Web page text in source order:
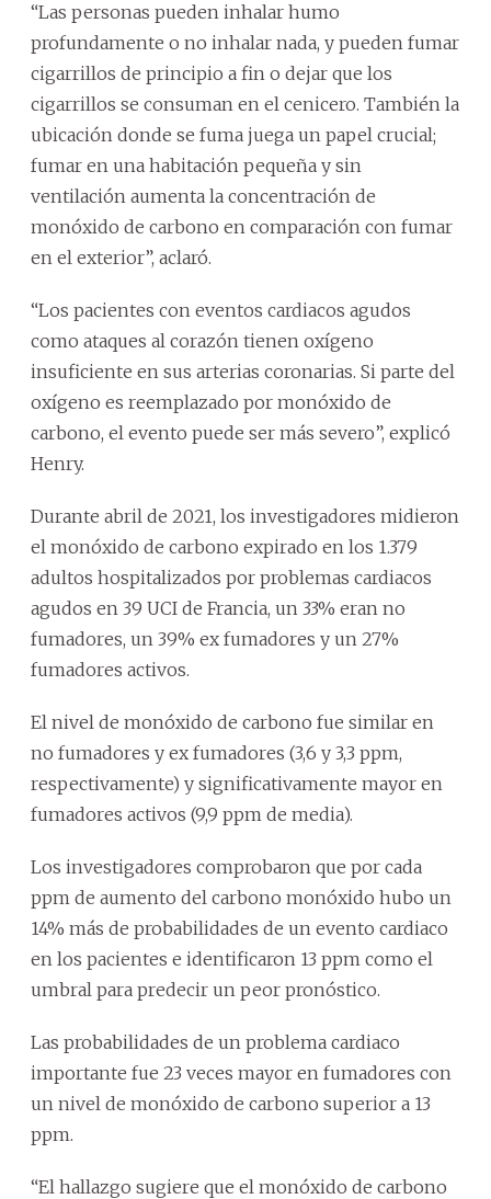
“Las personas pueden inhalar humo
profundamente o no inhalar nada, y pueden fumar
cigarrillos de principio a fin o dejar que los
cigarrillos se consuman en el cenicero. También la
ubicación donde se fuma juega un papel crucial;
fumar en una habitación pequeña y sin
ventilación aumenta la concentración de
monóxido de carbono en comparación con fumar
en el exterior”, aclaró.
“Los pacientes con eventos cardiacos agudos
como ataques al corazón tienen oxígeno
insuficiente en sus arterias coronarias. Si parte del
oxígeno es reemplazado por monóxido de
carbono, el evento puede ser más severo”, explicó
Henry.
Durante abril de 2021, los investigadores midieron
el monóxido de carbono expirado en los 1.379
adultos hospitalizados por problemas cardiacos
agudos en 39 UCI de Francia, un 33% eran no
fumadores, un 39% ex fumadores y un 27%
fumadores activos.
El nivel de monóxido de carbono fue similar en
no fumadores y ex fumadores (3,6 y 3,3 ppm,
respectivamente) y significativamente mayor en
fumadores activos (9,9 ppm de media).
Los investigadores comprobaron que por cada
ppm de aumento del carbono monóxido hubo un
14% más de probabilidades de un evento cardiaco
en los pacientes e identificaron 13 ppm como el
umbral para predecir un peor pronóstico.
Las probabilidades de un problema cardiaco
importante fue 23 veces mayor en fumadores con
un nivel de monóxido de carbono superior a 13
ppm.
“El hallazgo sugiere que el monóxido de carbono